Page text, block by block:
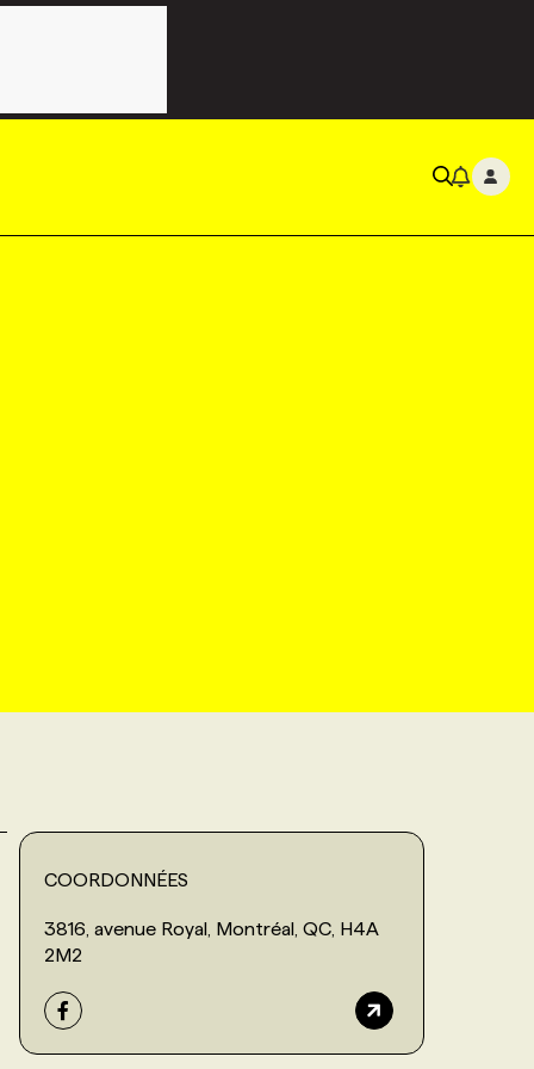
COORDONNÉES
3816, avenue Royal, Montréal, QC, H4A
2M2